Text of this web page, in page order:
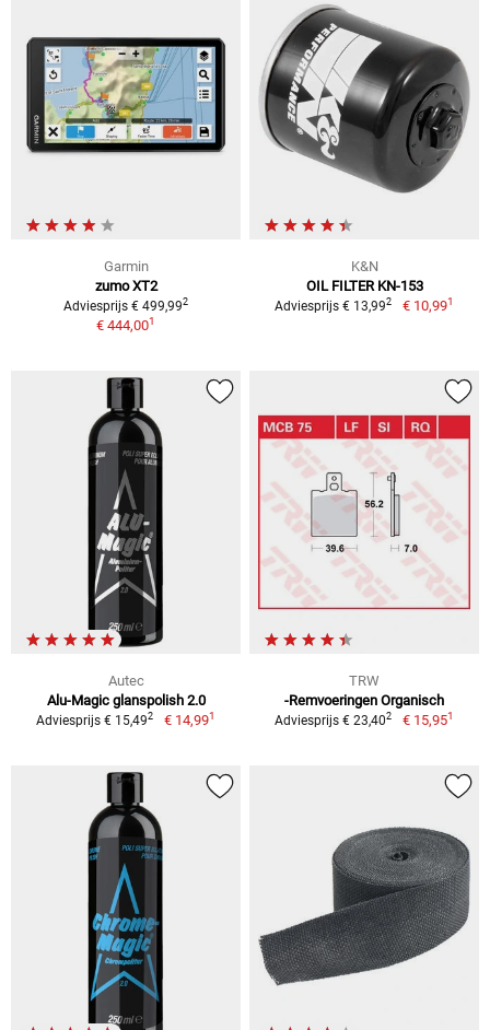
Garmin
zumo XT2
Adviesprijs € 499,992
€ 444,001
K&N
OIL FILTER KN-153
Adviesprijs € 13,992 € 10,991
Autec
Alu-Magic glanspolish 2.0
Adviesprijs € 15,492 € 14,991
TRW
-Remvoeringen Organisch
Adviesprijs € 23,402 € 15,951